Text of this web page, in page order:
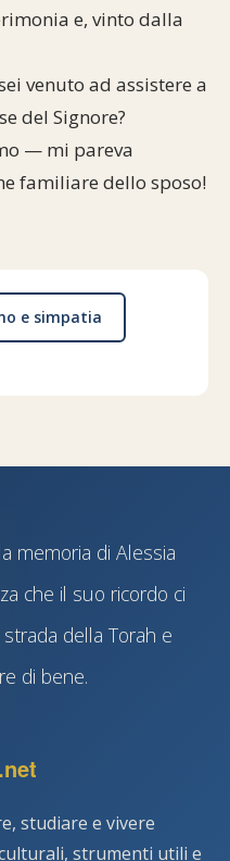
e simpatia
in Italiae, vinto dalla
venuto ad assistere a
del Signore?
— mi pareva
familiare dello sposo!
e simpatia
memoria di Alessia
che il suo ricordo ci
della Torah e
di bene.
studiare e vivere
strumenti utili e